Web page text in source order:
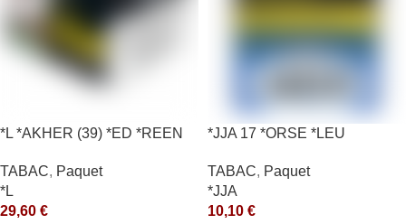
*L *AKHER (39) *ED *REEN
TABAC, Paquet
*L
29,60 €
*JJA 17 *ORSE *LEU
TABAC, Paquet
*JJA
10,10 €